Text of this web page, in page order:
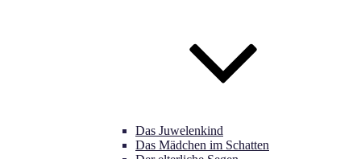
Das Juwelenkind
Das Mädchen im Schatten